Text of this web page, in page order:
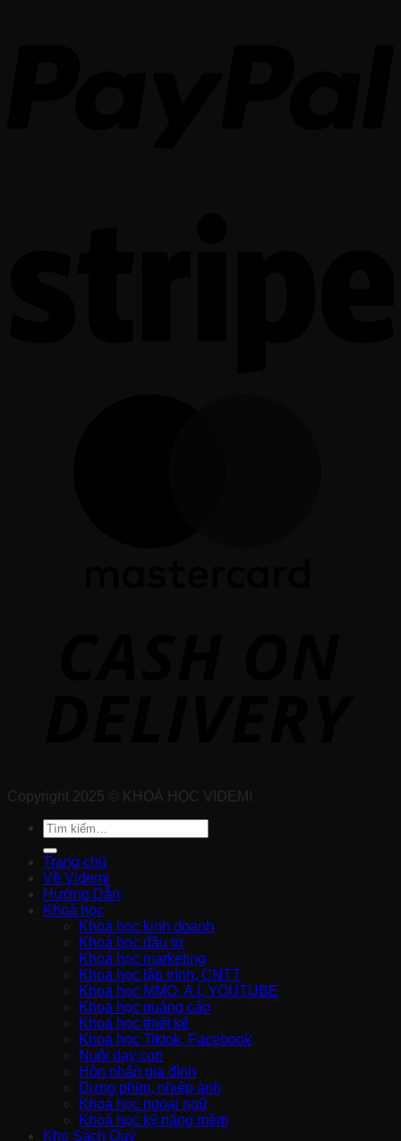
Copyright 2025 © KHOÁ HỌC VIDEMI
Tìm
kiếm:
Trang chủ
Về Videmi
Hướng Dẫn
Khoá học
Khoá học kinh doanh
Khoá học đầu tư
Khoá học marketing
Khoá học lập trình, CNTT
Khoá học MMO, A.I, YOUTUBE
Khoá học quảng cáo
Khoá học thiết kế
Khoá học Tiktok, Facebook
Nuôi dạy con
Hôn nhân gia đình
Dựng phim, nhiếp ảnh
Khoá học ngoại ngữ
Khoá học kỹ năng mềm
Kho Sách Quý